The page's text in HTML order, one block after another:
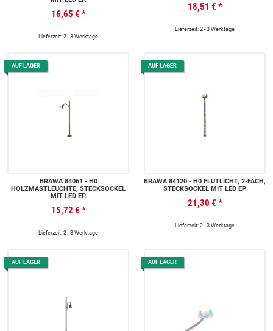
16,65 € *
Lieferzeit: 2 - 3 Werktage
18,51 € *
Lieferzeit: 2 - 3 Werktage
AUF LAGER
BRAWA 84061 - H0
HOLZMASTLEUCHTE, STECKSOCKEL
MIT LED EP.
15,72 € *
Lieferzeit: 2 - 3 Werktage
AUF LAGER
BRAWA 84120 - H0 FLUTLICHT, 2-FACH,
STECKSOCKEL MIT LED EP.
21,30 € *
Lieferzeit: 2 - 3 Werktage
AUF LAGER AUF LAGER